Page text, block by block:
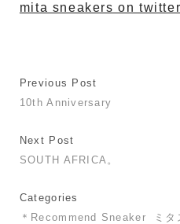
mita sneakers on twitter
Previous Post
10th Anniversary
Next Post
SOUTH AFRICA。
Categories
＊Recommend Sneaker
ミ